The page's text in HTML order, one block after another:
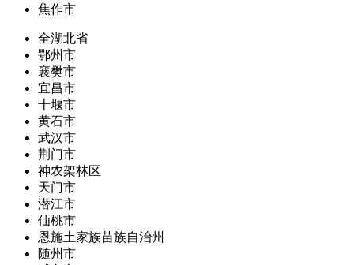
焦作市
全湖北省
鄂州市
襄樊市
宜昌市
十堰市
黄石市
武汉市
荆门市
神农架林区
天门市
潜江市
仙桃市
恩施土家族苗族自治州
随州市